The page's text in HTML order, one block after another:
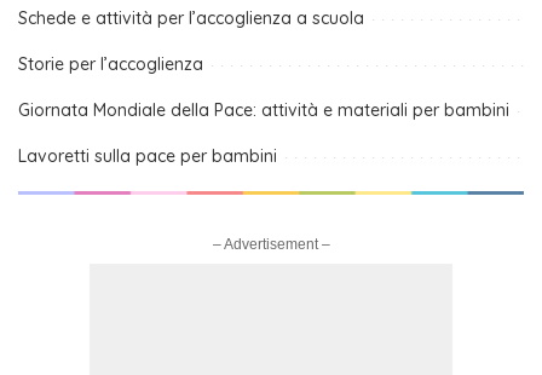
Schede e attività per l’accoglienza a scuola
Storie per l’accoglienza
Giornata Mondiale della Pace: attività e materiali per bambini
Lavoretti sulla pace per bambini
– Advertisement –